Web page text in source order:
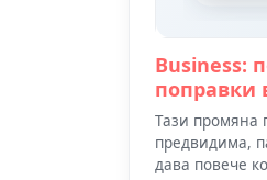
Business:
поправки
Тази промяна
предвидима,
дава повече